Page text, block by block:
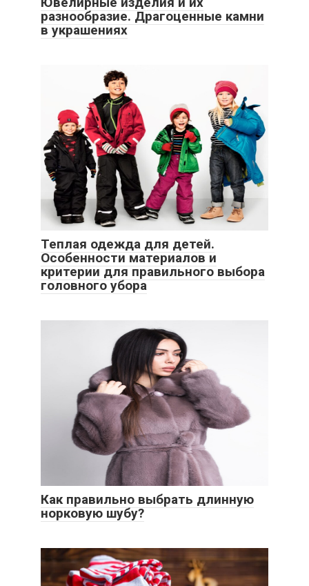
разнообразие. Драгоценные камни
в украшениях
Теплая одежда для детей.
Особенности материалов и
критерии для правильного выбора
головного убора
Как правильно выбрать длинную
норковую шубу?